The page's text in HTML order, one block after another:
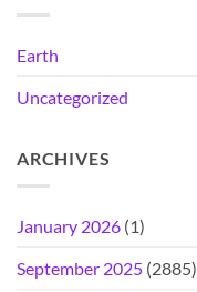
Earth
Uncategorized
ARCHIVES
January 2026 (1)
September 2025 (2885)